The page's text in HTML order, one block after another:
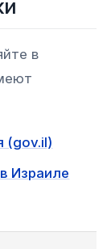
в
(gov.il)
Израиле